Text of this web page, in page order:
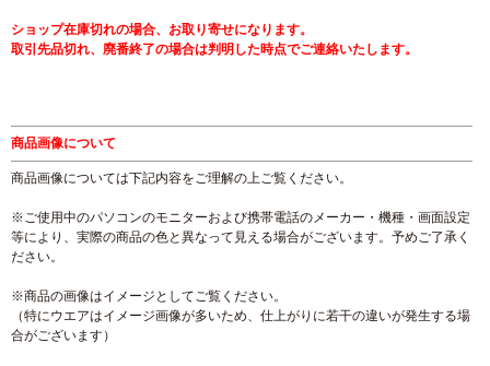
ショップ在庫切れの場合、お取り寄せになります。
取引先品切れ、廃番終了の場合は判明した時点でご連絡いたします。
商品画像について
商品画像については下記内容をご理解の上ご覧ください。
※ご使用中のパソコンのモニターおよび携帯電話のメーカー・機種・画面設定
等により、実際の商品の色と異なって見える場合がございます。予めご了承く
ださい。
※商品の画像はイメージとしてご覧ください。
（特にウエアはイメージ画像が多いため、仕上がりに若干の違いが発生する場
合がございます）